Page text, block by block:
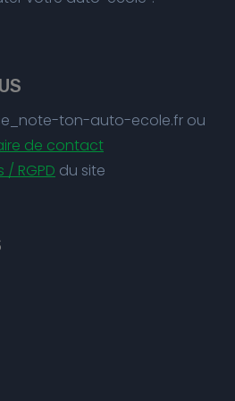
ton-auto-ecole.fr ou
de contact
RGPD du site